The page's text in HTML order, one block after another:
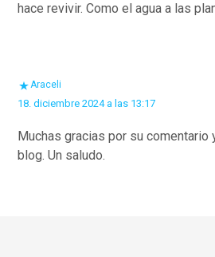
hace revivir. Como el agua a las
Araceli
18. diciembre 2024 a las 13:17
Muchas gracias por su comentario
blog. Un saludo.